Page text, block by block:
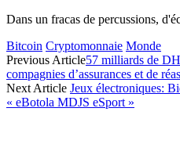
Dans un fracas de percussions,
Bitcoin Cryptomonnaie Monde
Previous Article57 milliards de
compagnies d’assurances et de
Next Article Jeux électroniques:
« eBotola MDJS eSport »